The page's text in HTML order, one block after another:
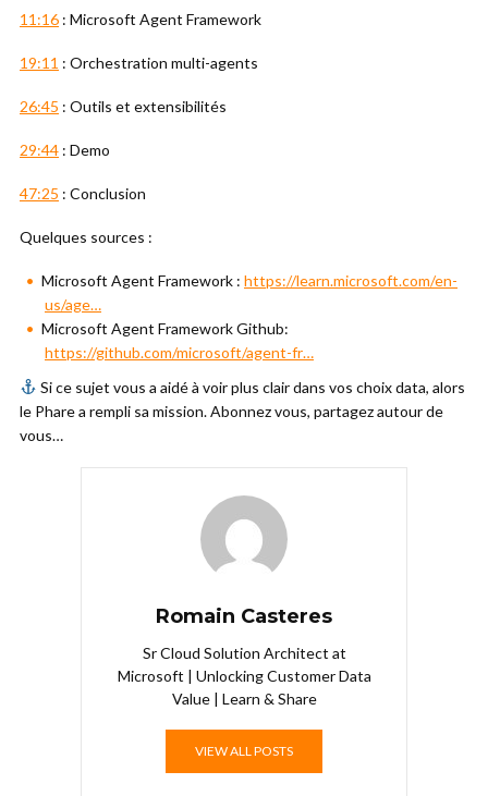
11:16 : Microsoft Agent Framework
19:11 : Orchestration multi-agents
26:45 : Outils et extensibilités
29:44 : Demo
47:25 : Conclusion
Quelques sources :
Microsoft Agent Framework : https://learn.microsoft.com/en-
us/age…
Microsoft Agent Framework Github:
https://github.com/microsoft/agent-fr…
Si ce sujet vous a aidé à voir plus clair dans vos choix data, alors
le Phare a rempli sa mission. Abonnez vous, partagez autour de
vous…
Romain Casteres
Sr Cloud Solution Architect at
Microsoft | Unlocking Customer Data
Value | Learn & Share
VIEW ALL POSTS